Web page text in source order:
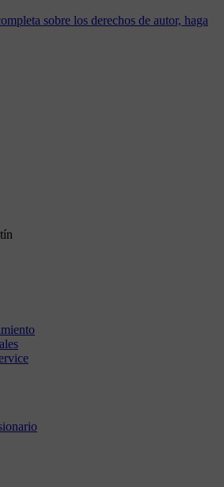
sobre los derechos de autor, haga